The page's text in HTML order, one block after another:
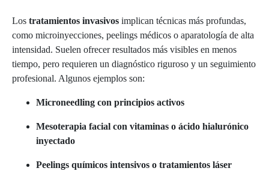
Los tratamientos invasivos implican técnicas más profundas,
como microinyecciones, peelings médicos o aparatología de alta
intensidad. Suelen ofrecer resultados más visibles en menos
tiempo, pero requieren un diagnóstico riguroso y un seguimiento
profesional. Algunos ejemplos son:
Microneedling con principios activos
Mesoterapia facial con vitaminas o ácido hialurónico
inyectado
Peelings químicos intensivos o tratamientos láser